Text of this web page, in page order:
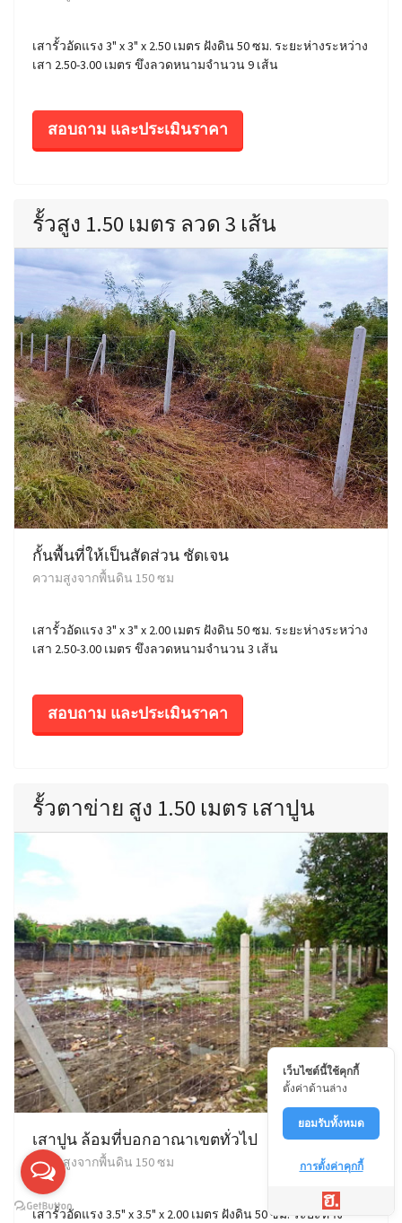
เสารั้วอัดแรง 3" x 3" x 2.50 เมตร ฝังดิน 50 ซม. ระยะห่างระหว่าง
เสา 2.50-3.00 เมตร ขึงลวดหนามจำนวน 9 เส้น
สอบถาม และประเมินราคา
รั้วสูง 1.50 เมตร ลวด 3 เส้น
กั้นพื้นที่ให้เป็นสัดส่วน ชัดเจน
ความสูงจากพื้นดิน 150 ซม
เสารั้วอัดแรง 3" x 3" x 2.00 เมตร ฝังดิน 50 ซม. ระยะห่างระหว่าง
เสา 2.50-3.00 เมตร ขึงลวดหนามจำนวน 3 เส้น
สอบถาม และประเมินราคา
รั้วตาข่าย สูง 1.50 เมตร เสาปูน
เสาปูน ล้อมที่บอกอาณาเขตทั่วไป
ความสูงจากพื้นดิน 150 ซม
เสารั้วอัดแรง 3.5" x 3.5" x 2.00 เมตร ฝังดิน 50 ซม. ระยะห่าง
เว็บไซต์นี้ใช้คุกกี้
ตั้งค่าด้านล่าง
ยอมรับทั้งหมด
การตั้งค่าคุกกี้